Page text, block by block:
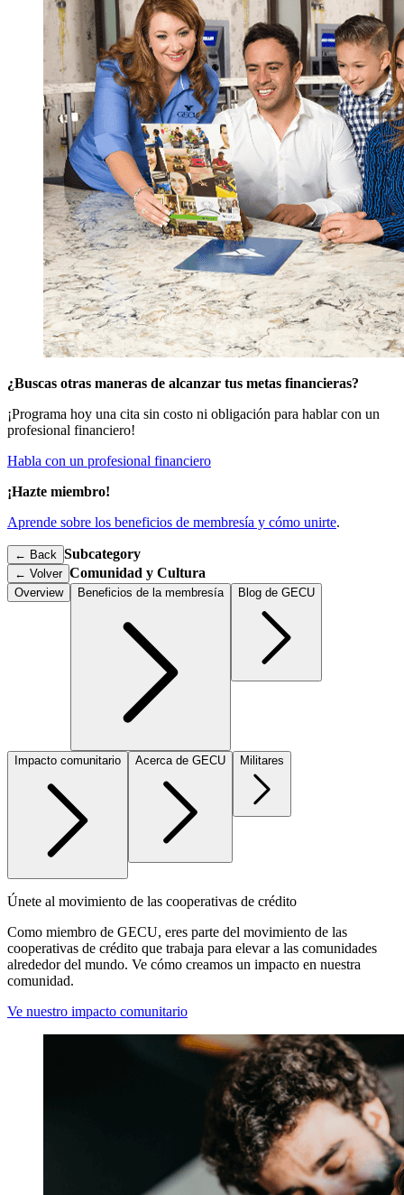
¿Buscas otras maneras de alcanzar tus metas financieras?
¡Programa hoy una cita sin costo ni obligación para hablar con un
profesional financiero!
Habla con un profesional financiero
¡Hazte miembro!
Aprende sobre los beneficios de membresía y cómo unirte.
← Back Subcategory
← Volver Comunidad y Cultura
Overview Beneficios de la membresía Blog de GECU
Impacto comunitario Acerca de GECU Militares
Únete al movimiento de las cooperativas de crédito
Como miembro de GECU, eres parte del movimiento de las
cooperativas de crédito que trabaja para elevar a las comunidades
alrededor del mundo. Ve cómo creamos un impacto en nuestra
comunidad.
Ve nuestro impacto comunitario